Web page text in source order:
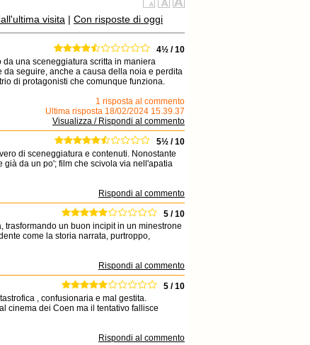
visita | Con risposte di oggi
4½ / 10
una sceneggiatura scritta in maniera
seguire, anche a causa della noia e perdita
di protagonisti che comunque funziona.
1 risposta al commento
Ultima risposta 18/02/2024 15.39.37
Visualizza / Rispondi al commento
5½ / 10
di sceneggiatura e contenuti. Nonostante
da un po'; film che scivola via nell'apatia
Rispondi al commento
5 / 10
trasformando un buon incipit in un minestrone
come la storia narrata, purtroppo,
Rispondi al commento
5 / 10
, confusionaria e mal gestita.
cinema dei Coen ma il tentativo fallisce
Rispondi al commento